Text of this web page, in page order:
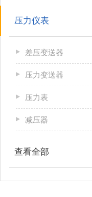
压力仪表
差压变送器
压力变送器
压力表
减压器
查看全部